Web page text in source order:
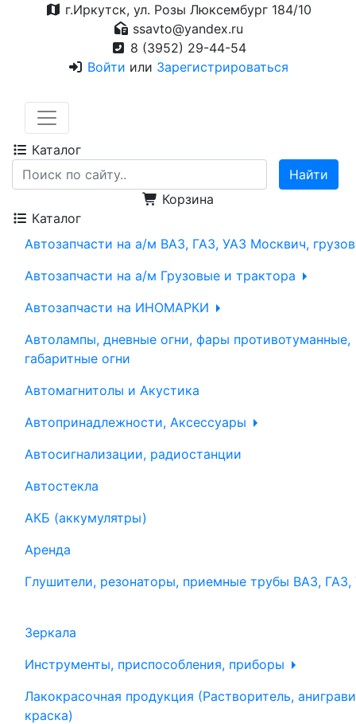
г.Иркутск, ул. Розы Люксембург 184/10
ssavto@yandex.ru
8 (3952) 29-44-54
Войти или Зарегистрироваться
Каталог
Корзина
Каталог
Автозапчасти на а/м ВАЗ, ГАЗ, УАЗ Москвич,
Автозапчасти на а/м Грузовые и трактора
Автозапчасти на ИНОМАРКИ
Автолампы, дневные огни, фары противотуманные,
габаритные огни
Автомагнитолы и Акустика
Автопринадлежности, Аксессуары
Автосигнализации, радиостанции
Автостекла
АКБ (аккумулятры)
Аренда
Глушители, резонаторы, приемные трубы ВАЗ, ГАЗ,
Зеркала
Инструменты, приспособления, приборы
Лакокрасочная продукция (Растворитель,
краска)